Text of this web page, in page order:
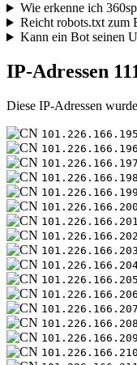
Wie erkenne ich
Reicht robots.txt zum
Kann ein Bot seinen
IP-Adressen
Diese IP-Adressen
101.226.166.195
101.226.166.196
101.226.166.197
101.226.166.198
101.226.166.199
101.226.166.200
101.226.166.201
101.226.166.202
101.226.166.203
101.226.166.205
101.226.166.206
101.226.166.207
101.226.166.208
101.226.166.209
101.226.166.210